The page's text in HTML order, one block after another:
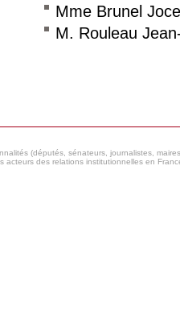
Mme Brunel
M. Rouleau
(députés, sénateurs, journalistes,
acteurs des relations institutionnelles en